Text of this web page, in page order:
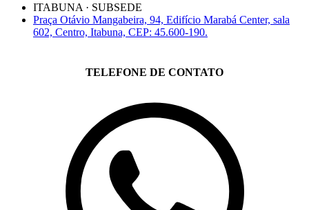
ITABUNA · SUBSEDE
Praça Otávio Mangabeira, 94, Edifício Marabá Center, sala
602, Centro, Itabuna, CEP: 45.600-190.
TELEFONE DE CONTATO